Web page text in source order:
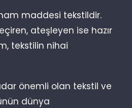
maddesi tekstildir.
ateşleyen ise hazır
tekstilin nihai
önemli olan tekstil ve
dünya